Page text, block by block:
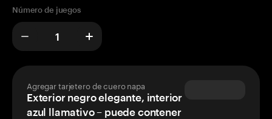
Número de juegos
Agregar tarjetero de cuero napa
Exterior negro elegante, interior
azul llamativo – puede contener